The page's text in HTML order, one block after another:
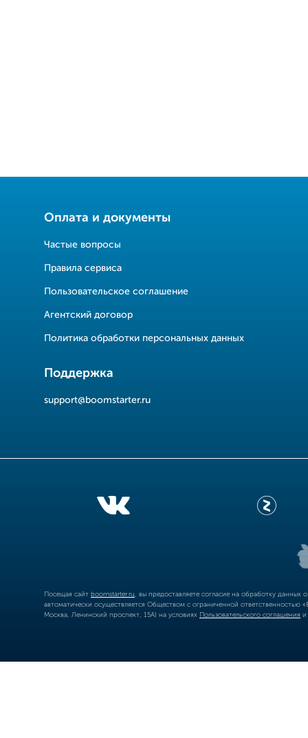
Оплата и документы
Частые вопросы
Правила сервиса
Пользовательское соглашение
Агентский договор
Политика обработки персональных данных
Поддержка
support@boomstarter.ru
Посещая сайт boomstarter.ru , вы предоставляете согласие на обработку
автоматически осуществляется Обществом с ограниченной
Москва, Ленинский проспект, 15А) на условиях Пользовательского соглашения и